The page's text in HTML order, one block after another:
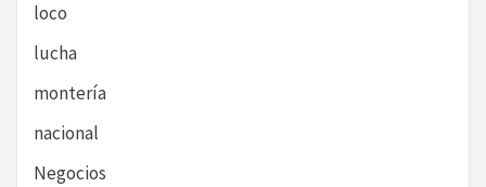
loco
lucha
montería
nacional
Negocios